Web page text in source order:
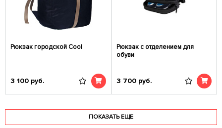
Рюкзак городской Cool
3 100 руб.
Рюкзак с отделением для
обуви
3 700 руб.
ПОКАЗАТЬ ЕЩЕ